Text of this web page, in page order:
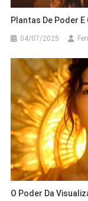
Plantas De Poder E
04/07/2025
O Poder Da